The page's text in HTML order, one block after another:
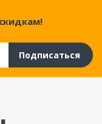
Подписаться